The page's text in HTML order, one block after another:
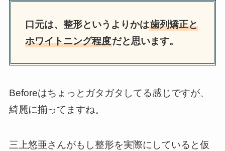
口元は、整形というよりかは歯列矯正と
ホワイトニング程度だと思います。
Beforeはちょっとガタガタしてる感じですが、
綺麗に揃ってますね。
三上悠亜さんがもし整形を実際にしていると仮